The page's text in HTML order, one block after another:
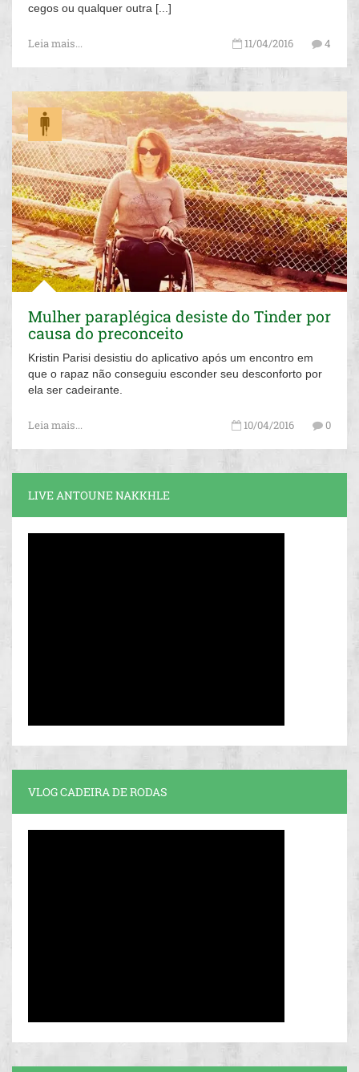
cegos ou qualquer outra [...]
Leia mais... 11/04/2016 4
Mulher paraplégica desiste do Tinder por
causa do preconceito
Kristin Parisi desistiu do aplicativo após um encontro em
que o rapaz não conseguiu esconder seu desconforto por
ela ser cadeirante.
Leia mais... 10/04/2016 0
LIVE ANTOUNE NAKKHLE
VLOG CADEIRA DE RODAS